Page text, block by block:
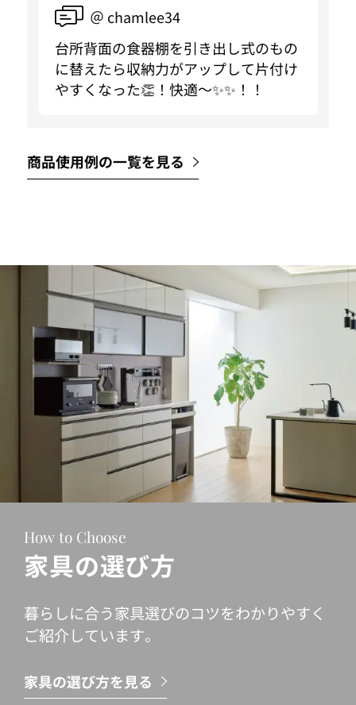
＠ chamlee34
台所背面の食器棚を引き出し式のもの
に替えたら収納力がアップして片付け
やすくなった👏！快適〜✨✨！！
商品使用例の一覧を見る
How to Choose
家具の選び方
暮らしに合う家具選びのコツをわかりやすく
ご紹介しています。
家具の選び方を見る